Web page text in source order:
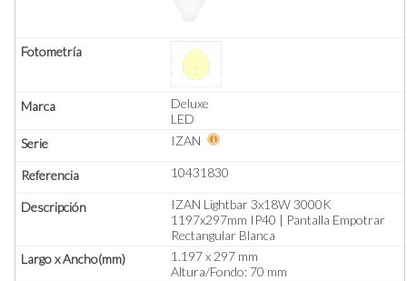
Deluxe
LED
IZAN
10431830
IZAN Lightbar 3x18W 3000K
1197x297mm IP40 | Pantalla Empotrar
Rectangular Blanca
1.197 x 297 mm
Altura/Fondo: 70 mm